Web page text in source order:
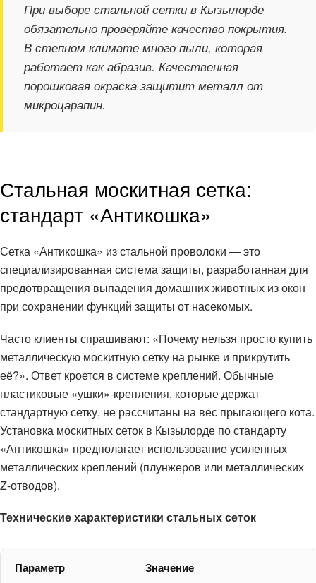
При выборе стальной сетки в Кызылорде
обязательно проверяйте качество покрытия.
В степном климате много пыли, которая
работает как абразив. Качественная
порошковая окраска защитит металл от
микроцарапин.
Стальная москитная сетка:
стандарт «Антикошка»
Сетка «Антикошка» из стальной проволоки — это
специализированная система защиты, разработанная для
предотвращения выпадения домашних животных из окон
при сохранении функций защиты от насекомых.
Часто клиенты спрашивают: «Почему нельзя просто купить
металлическую москитную сетку на рынке и прикрутить
её?». Ответ кроется в системе креплений. Обычные
пластиковые «ушки»-крепления, которые держат
стандартную сетку, не рассчитаны на вес прыгающего кота.
Установка москитных сеток в Кызылорде по стандарту
«Антикошка» предполагает использование усиленных
металлических креплений (плунжеров или металлических
Z-отводов).
Технические характеристики стальных сеток
Параметр Значение